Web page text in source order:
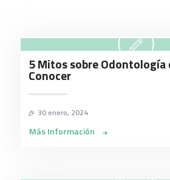
5 Mitos sobre Odontología
Conocer
30 enero, 2024
Más Información